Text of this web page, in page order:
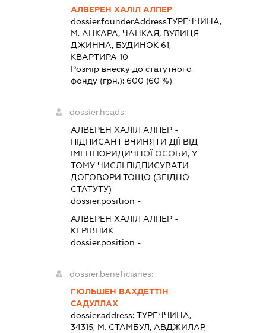
АЛВЕРЕН ХАЛІЛ АЛПЕР
dossier.founderAddressТУРЕЧЧИНА,
М. АНКАРА, ЧАНКАЯ, ВУЛИЦЯ
ДЖИННА, БУДИНОК 61,
КВАРТИРА 10
Розмір внеску до статутного
фонду (грн.): 600 (60 %)
dossier.heads:
АЛВЕРЕН ХАЛІЛ АЛПЕР-
ПІДПИСАНТВЧИНЯТИ ДІЇ ВІД
ІМЕНІ ЮРИДИЧНОЇ ОСОБИ, У
ТОМУ ЧИСЛІ ПІДПИСУВАТИ
ДОГОВОРИ ТОЩО (ЗГІДНО
СТАТУТУ)
dossier.position -
АЛВЕРЕН ХАЛІЛ АЛПЕР-
КЕРІВНИК
dossier.position -
dossier.beneficiaries:
ГЮЛЬШЕН ВАХДЕТТІН
САДУЛЛАХ
dossier.address: ТУРЕЧЧИНА,
34315, М. СТАМБУЛ, АВДЖИЛАР,